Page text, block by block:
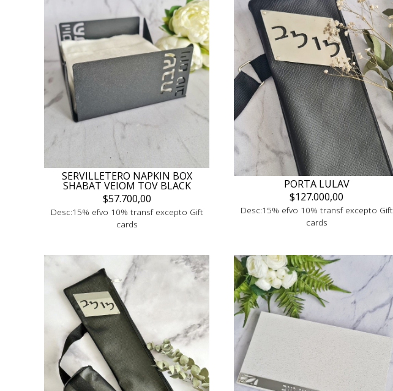
SERVILLETERO NAPKIN BOX
SHABAT VEIOM TOV BLACK
$57.700,00
Desc:15% efvo 10% transf excepto Gift
cards
PORTA LULAV
$127.000,00
Desc:15% efvo 10% transf excepto Gift
cards